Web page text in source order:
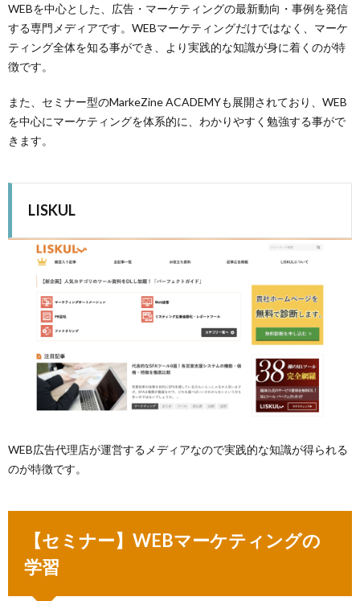
WEBを中心とした、広告・マーケティングの最新動向・事例を発信
する専門メディアです。WEBマーケティングだけではなく、マーケ
ティング全体を知る事ができ、より実践的な知識が身に着くのが特
徴です。
また、セミナー型のMarkeZine ACADEMYも展開されており、WEB
を中心にマーケティングを体系的に、わかりやすく勉強する事がで
きます。
LISKUL
WEB広告代理店が運営するメディアなので実践的な知識が得られる
のが特徴です。
【セミナー】WEBマーケティングの
学習